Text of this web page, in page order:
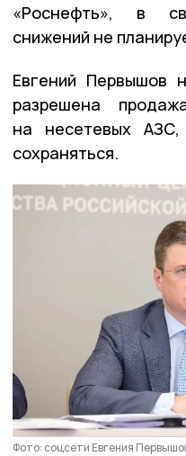
«Роснефть», в
снижений не
Евгений Первышов
разрешена
на несетевых
сохраняться.
Фото: соцсети Евгения